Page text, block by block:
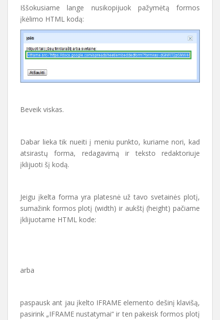
Iššokusiame lange nusikopijuok pažymėtą formos
įkėlimo HTML kodą:
Beveik viskas.
Dabar lieka tik nueiti į meniu punkto, kuriame nori, kad
atsirastų forma, redagavimą ir teksto redaktoriuje
įklijuoti šį kodą.
Jeigu įkelta forma yra platesnė už tavo svetainės plotį,
sumažink formos plotį (width) ir aukštį (height) pačiame
įklijuotame HTML kode:
arba
paspausk ant jau įkelto IFRAME elemento dešinį klavišą,
pasirink „IFRAME nustatymai“ ir ten pakeisk formos plotį